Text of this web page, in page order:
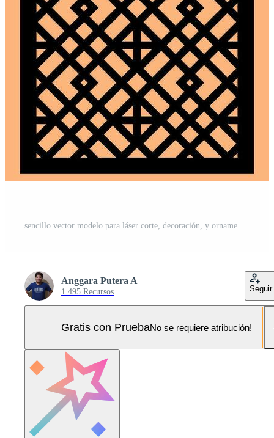
sencillo vector modelo para láser corte, decoración, y ornamento. metal diseño, madera tallado, vector Pro Vector y Pro SVG
Anggara Putera A
1.495 Recursos Seguir
Gratis con PruebaNo se requiere atribución!